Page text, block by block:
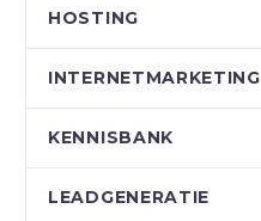
HOSTING
INTERNETMARKETING
KENNISBANK
LEADGENERATIE